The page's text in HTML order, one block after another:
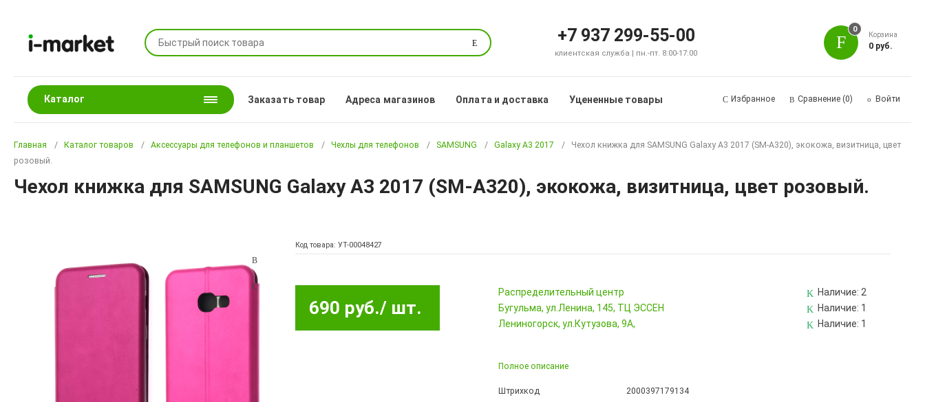
Поиск +7 937 299-55-00
клиентская служба | пн.-пт. 8:00-17:00
0
Корзина
0 руб.
Каталог Заказать товар Адреса магазинов Оплата и доставка Уцененные товары Избранное Сравнение (0) Войти
Главная Каталог товаров Аксессуары для телефонов и планшетов Чехлы для телефонов SAMSUNG Galaxy A3 2017
Чехол книжка для SAMSUNG Galaxy A3 2017 (SM-A320), экокожа, визитница, цвет
розовый.
Чехол книжка для SAMSUNG Galaxy A3 2017 (SM-A320), экокожа, визитница, цвет розовый.
Код товара: УТ-00048427
690 руб./ шт.
Pаспределительный центр Наличие: 2
Бугульма, ул.Ленина, 145, ТЦ ЭССЕН
Наличие: 1
Лениногорск, ул.Кутузова, 9А,
Наличие: 1
Полное описание
Штрихкод 2000397179134